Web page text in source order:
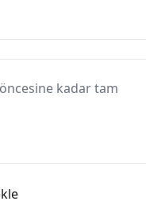
kadar tam
boyunca korunur.